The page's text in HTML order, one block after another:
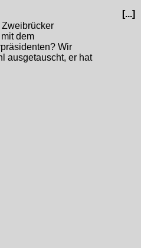
dem
Wir
ausgetauscht, er hat
[...]